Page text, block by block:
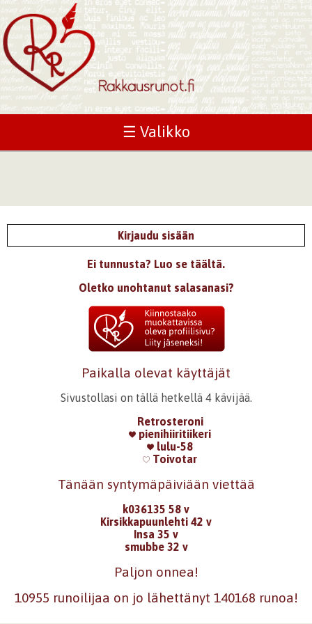
☰ Valikko
Kirjaudu sisään
Ei tunnusta? Luo se täältä.
Oletko unohtanut salasanasi?
Paikalla olevat käyttäjät
Sivustollasi on tällä hetkellä 4 kävijää.
Retrosteroni
pienihiiritiikeri
lulu-58
Toivotar
Tänään syntymäpäiviään viettää
k036135 58 v
Kirsikkapuunlehti 42 v
Insa 35 v
smubbe 32 v
Paljon onnea!
10955 runoilijaa on jo lähettänyt 140168 runoa!